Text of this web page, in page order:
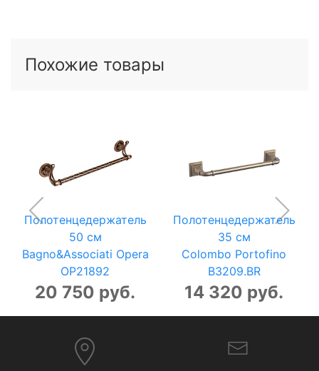
Похожие товары
Полотенцедержатель
50 см
Bagno&Associati Opera
OP21892
20 750 руб.
Полотенцедержатель
35 см
Colombo Portofino
B3209.BR
14 320 руб.